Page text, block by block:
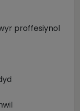
proffesiynol